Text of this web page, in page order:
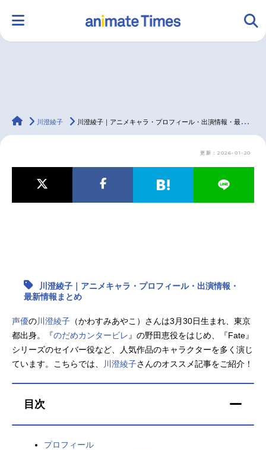
ラジオ みんなの声 グッズ 映画
マンガ・ラノベ ゲーム・アプリ 音楽 コスプレ
アニメ映画一覧 実写化映画一覧
春アニメ 夏アニメ
秋アニメ 冬アニメ
animateTimes
川澄綾子 川澄綾子｜アニメキャラ・プロフィール・出演情報・最新情報まとめ
更新：2026-01-20
川澄綾子｜アニメキャラ・プロフィール・出演情報・
最新情報まとめ
声優の川澄綾子 （かわすみあやこ）さんは3月30日生まれ、東京
都出身。『のだめカンタービレ 』の野田恵役をはじめ、『Fate』
シリーズのセイバー役など、人気作品のキャラクターを多く演じ
ています。こちらでは、
川澄綾子さんのオススメ記事をご紹介！
目次
プロフィール